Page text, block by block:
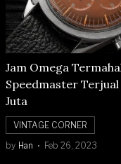
Jam Omega
Speedmaster Terjual
Juta
VINTAGE CORNER
by Han Feb 26, 2023